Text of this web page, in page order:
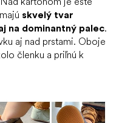
skvelý tvar
na dominantný palec.
aj nad prstami. Oboje
členku a priľnú k